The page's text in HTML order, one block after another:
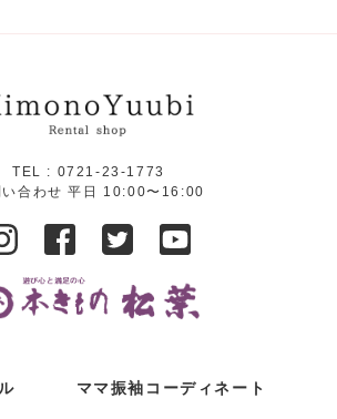
TEL : 0721-23-1773
い合わせ 平日 10:00〜16:00
ママ振袖コーディネート